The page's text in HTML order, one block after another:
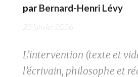
par Bernard-Henri Lévy
23 janvier 2026
L’intervention (texte et
l’écrivain, philosophe et